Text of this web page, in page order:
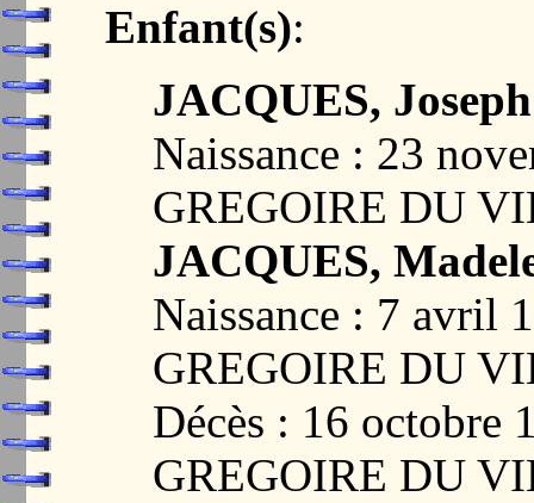
Enfant(s):
JACQUES,
Naissance : 23
GREGOIRE DU
JACQUES,
Naissance : 7 avril
GREGOIRE DU
Décès : 16 octobre
GREGOIRE DU